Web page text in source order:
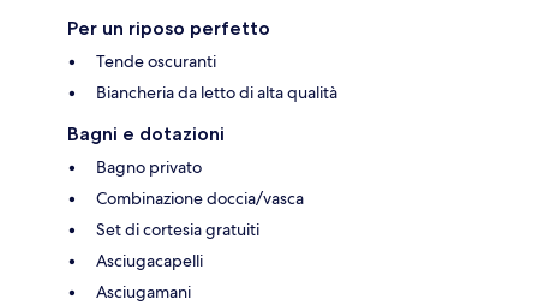
Per un riposo perfetto
Tende oscuranti
Biancheria da letto di alta qualità
Bagni e dotazioni
Bagno privato
Combinazione doccia/vasca
Set di cortesia gratuiti
Asciugacapelli
Asciugamani